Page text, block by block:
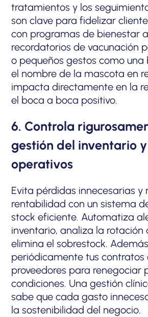
tratamientos y los
son clave para fidelizar
con programas de bienestar
recordatorios de vacunación
o pequeños gestos como una
el nombre de la mascota en
impacta directamente en la
el boca a boca positivo.
6. Controla
gestión del inventario
operativos
Evita pérdidas innecesarias y
rentabilidad con un sistema
stock eficiente. Automatiza
inventario, analiza la rotación
elimina el sobrestock.
periódicamente tus contratos
proveedores para renegociar
condiciones. Una gestión
sabe que cada gasto
la sostenibilidad del negocio.